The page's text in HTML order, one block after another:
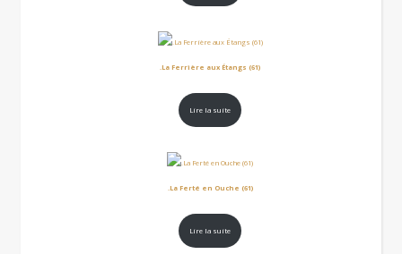
.La Ferrière aux Étangs (61)
Lire la suite
.La Ferté en Ouche (61)
Lire la suite